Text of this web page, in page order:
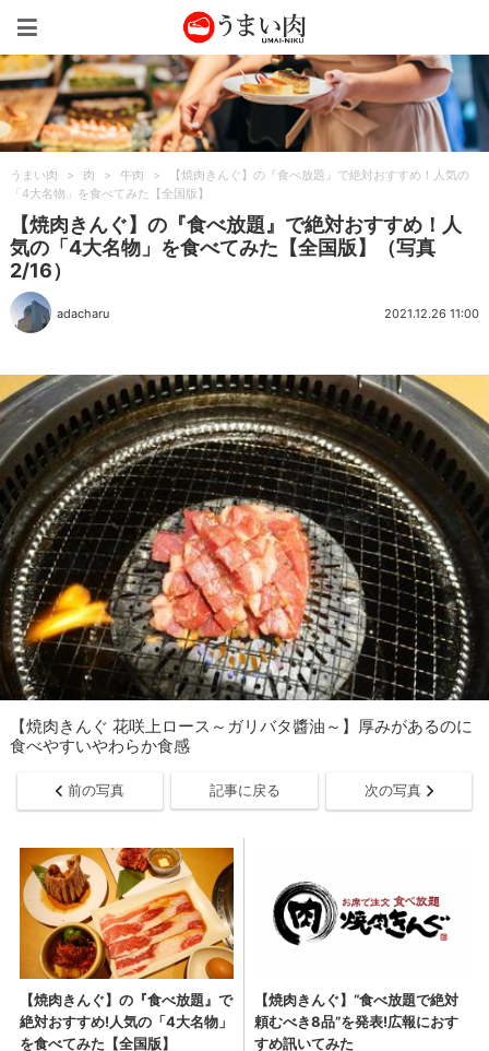
うまい肉 > 肉 > 牛肉 >
【焼肉きんぐ】の『食べ放題』で絶対おすすめ！人気の
「4大名物」を食べてみた【全国版】
【焼肉きんぐ】の『食べ放題』で絶対おすすめ！人
気の「4大名物」を食べてみた【全国版】（写真
2/16）
adacharu 2021.12.26 11:00
【焼肉きんぐ 花咲上ロース～ガリバタ醬油～】厚みがあるのに
食べやすいやわらか食感
前の写真 記事に戻る 次の写真